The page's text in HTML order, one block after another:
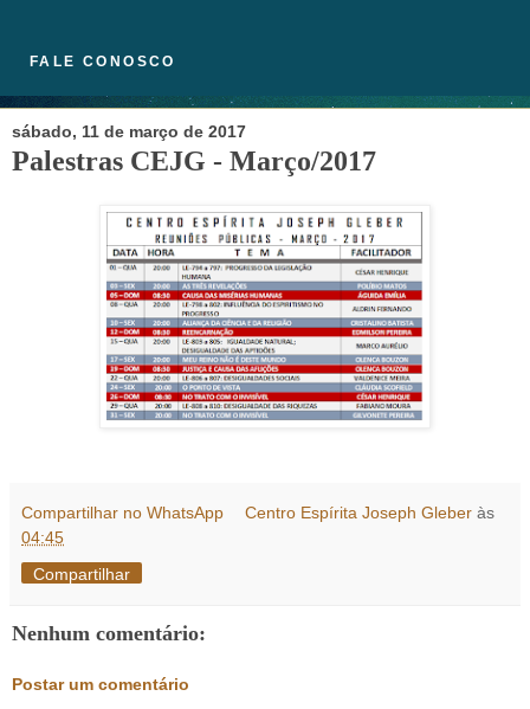
FALE CONOSCO
sábado, 11 de março de 2017
Palestras CEJG - Março/2017
Compartilhar no WhatsApp Centro Espírita Joseph Gleber às
04:45
Compartilhar
Nenhum comentário:
Postar um comentário